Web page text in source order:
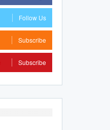
Follow Us
Subscribe
Subscribe